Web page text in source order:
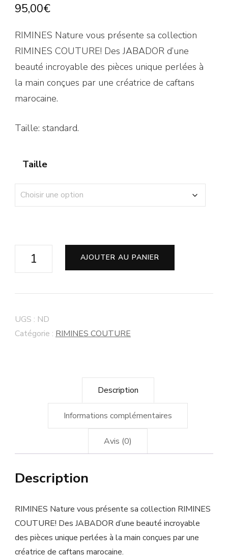
95,00€
RIMINES Nature vous présente sa collection
RIMINES COUTURE! Des JABADOR d’une
beauté incroyable des pièces unique perlées à
la main conçues par une créatrice de caftans
marocaine.
Taille: standard.
Taille
AJOUTER AU PANIER
UGS : ND
Catégorie : RIMINES COUTURE
Description
Informations complémentaires
Avis (0)
Description
RIMINES Nature vous présente sa collection RIMINES
COUTURE! Des JABADOR d’une beauté incroyable
des pièces unique perlées à la main conçues par une
créatrice de caftans marocaine.